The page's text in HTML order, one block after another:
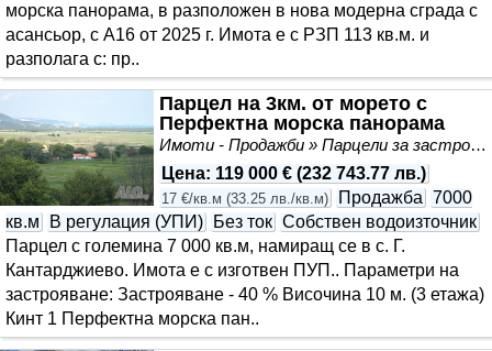
морска панорама, в разположен в нова модерна сграда с
асансьор, с А16 от 2025 г. Имота е с РЗП 113 кв.м. и
разполага с: пр..
Парцел на 3км. от морето с
Перфектна морска панорама
Имоти - Продажби » Парцели за застрояване, Инвестиционни проекти
Цена: 119 000 € (232 743.77 лв.)
17 €/кв.м (33.25 лв./кв.м) Продажба 7000
кв.м
В регулация (УПИ) Без ток Собствен водоизточник
Парцел с големина 7 000 кв.м, намиращ се в с. Г.
Кантарджиево. Имота е с изготвен ПУП.. Параметри на
застрояване: Застрояване - 40 % Височина 10 м. (3 етажа)
Кинт 1 Перфектна морска пан..